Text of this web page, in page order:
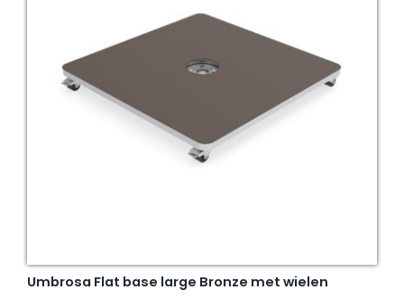
Umbrosa Flat base large Bronze met wielen